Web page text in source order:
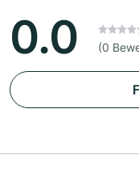
0.0 (0